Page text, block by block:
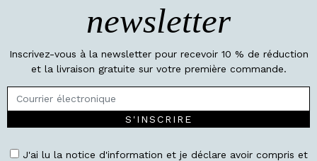
newsletter
Inscrivez-vous à la newsletter pour recevoir 10 % de réduction
et la livraison gratuite sur votre première commande.
S'INSCRIRE
J'ai lu la notice d'information et je déclare avoir compris et